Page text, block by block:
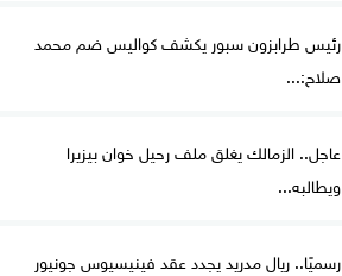
رئيس طرابزون سبور يكشف كواليس ضم محمد
صلاح:...
عاجل.. الزمالك يغلق ملف رحيل خوان بيزيرا
ويطالبه...
رسميًا.. ريال مدريد يجدد عقد فينيسيوس جونيور